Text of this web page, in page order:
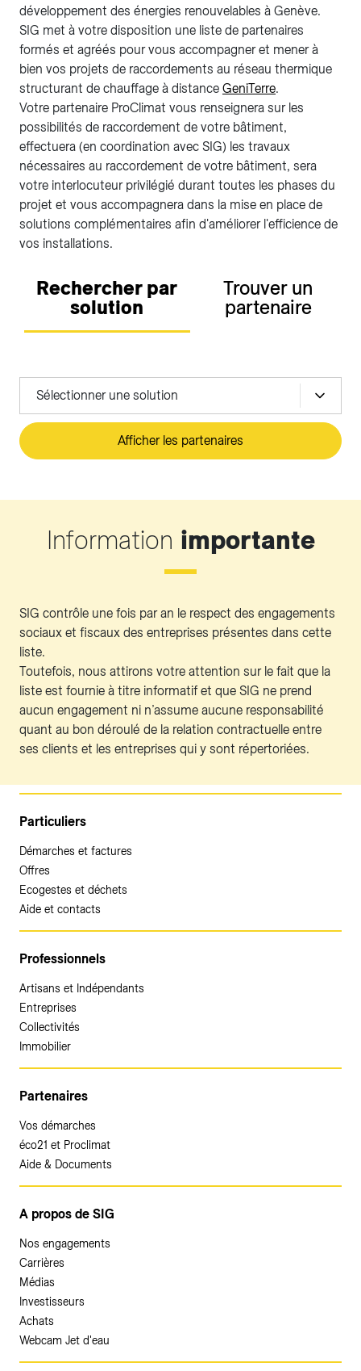
développement des énergies renouvelables à Genève.
SIG met à votre disposition une liste de partenaires
formés et agréés pour vous accompagner et mener à
bien vos projets de raccordements au réseau thermique
structurant de chauffage à distance GeniTerre.
Votre partenaire ProClimat vous renseignera sur les
possibilités de raccordement de votre bâtiment,
effectuera (en coordination avec SIG) les travaux
nécessaires au raccordement de votre bâtiment, sera
votre interlocuteur privilégié durant toutes les phases du
projet et vous accompagnera dans la mise en place de
solutions complémentaires afin d'améliorer l'efficience de
vos installations.
Rechercher par
solution
Trouver un
partenaire
Sélectionner une solution
Afficher les partenaires
Information importante
SIG contrôle une fois par an le respect des engagements
sociaux et fiscaux des entreprises présentes dans cette
liste.
Toutefois, nous attirons votre attention sur le fait que la
liste est fournie à titre informatif et que SIG ne prend
aucun engagement ni n’assume aucune responsabilité
quant au bon déroulé de la relation contractuelle entre
ses clients et les entreprises qui y sont répertoriées.
Particuliers
Démarches et factures
Offres
Ecogestes et déchets
Aide et contacts
Professionnels
Artisans et Indépendants
Entreprises
Collectivités
Immobilier
Partenaires
Vos démarches
éco21 et Proclimat
Aide & Documents
A propos de SIG
Nos engagements
Carrières
Médias
Investisseurs
Achats
Webcam Jet d'eau